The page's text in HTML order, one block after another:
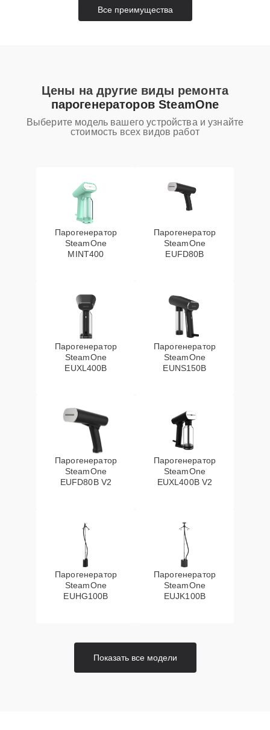
Все преимущества
Цены на другие виды ремонта
парогенераторов SteamOne
Выберите модель вашего устройства и узнайте
стоимость всех видов работ
Парогенератор
SteamOne
MINT400
Парогенератор
SteamOne
EUFD80B
Парогенератор
SteamOne
EUXL400B
Парогенератор
SteamOne
EUNS150B
Парогенератор
SteamOne
EUFD80B V2
Парогенератор
SteamOne
EUXL400B V2
Парогенератор
SteamOne
EUHG100B
Парогенератор
SteamOne
EUJK100B
Показать все модели